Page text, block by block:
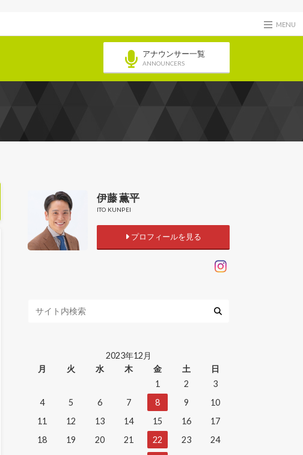
MENU
アナウンサー一覧
ANNOUNCERS
伊藤 薫平
ITO KUNPEI
プロフィールを見る
2023年12月
月
火 水 木 金 土
日
1
2
3
4
5 6 7 8 9
10
11
12 13 14 15 16
17
18
19 20 21 22 23 24